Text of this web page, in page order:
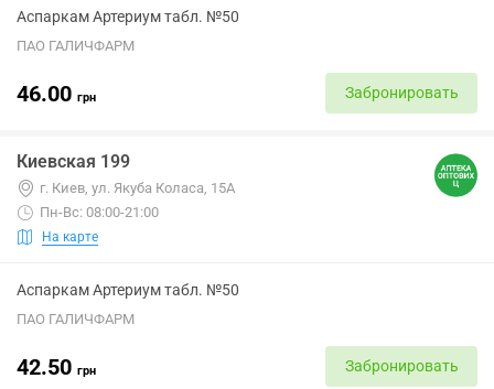
Аспаркам Артериум табл. №50
ПАО ГАЛИЧФАРМ
46.00 грн Забронировать
Киевская 199
г. Киев, ул. Якуба Коласа, 15А
Пн-Вс: 08:00-21:00
На карте
Аспаркам Артериум табл. №50
ПАО ГАЛИЧФАРМ
42.50 грн Забронировать